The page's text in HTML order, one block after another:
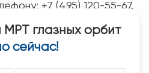
+7 (495) 120-55-67.
глазных орбит
сейчас!